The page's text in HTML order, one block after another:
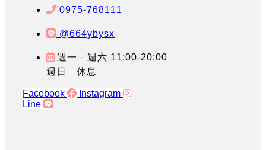
0975-768111
@664ybysx
週一－週六 11:00-20:00
週日 休息
Facebook
Instagram
Line